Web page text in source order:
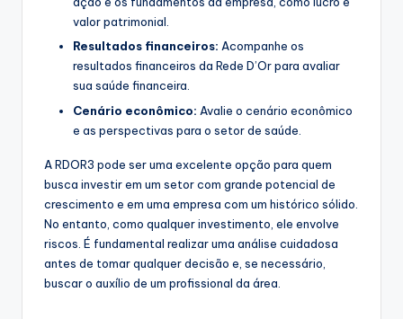
valor patrimonial.
Resultados financeiros: Acompanhe os
resultados financeiros da Rede D’Or para avaliar
sua saúde financeira.
Cenário econômico: Avalie o cenário econômico
e as perspectivas para o setor de saúde.
A RDOR3 pode ser uma excelente opção para quem
busca investir em um setor com grande potencial de
crescimento e em uma empresa com um histórico sólido.
No entanto, como qualquer investimento, ele envolve
riscos. É fundamental realizar uma análise cuidadosa
antes de tomar qualquer decisão e, se necessário,
buscar o auxílio de um profissional da área.